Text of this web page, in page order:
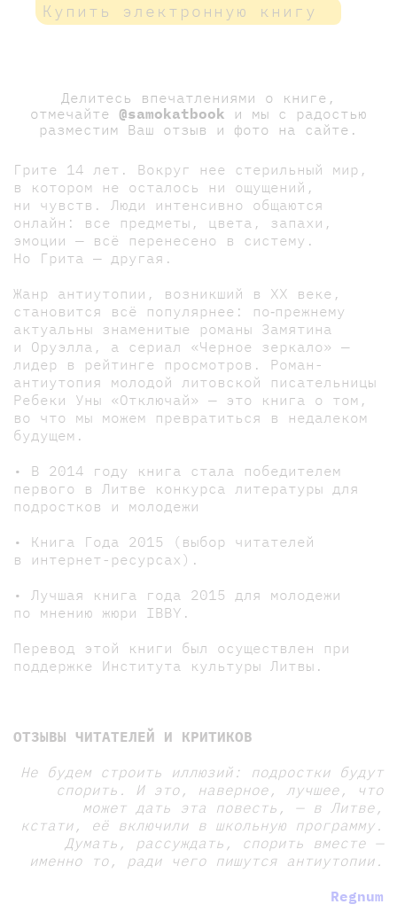
Купить электронную книгу
Делитесь впечатлениями о книге,
отмечайте @samokatbook и мы с радостью
разместим Ваш отзыв и фото на сайте.
Грите 14 лет. Вокруг нее стерильный мир,
в котором не осталось ни ощущений,
ни чувств. Люди интенсивно общаются
онлайн: все предметы, цвета, запахи,
эмоции — всё перенесено в систему.
Но Грита — другая.
Жанр антиутопии, возникший в ХХ веке,
становится всё популярнее: по‐прежнему
актуальны знаменитые романы Замятина
и Оруэлла, а сериал «Черное зеркало» —
лидер в рейтинге просмотров. Роман-
антиутопия молодой литовской писательницы
Ребеки Уны «Отключай» — это книга о том,
во что мы можем превратиться в недалеком
будущем.
• В 2014 году книга стала победителем
первого в Литве конкурса литературы для
подростков и молодежи
• Книга Года 2015 (выбор читателей
в интернет-ресурсах).
• Лучшая книга года 2015 для молодежи
по мнению жюри IBBY.
Перевод этой книги был осуществлен при
поддержке Института культуры Литвы.
ОТЗЫВЫ ЧИТАТЕЛЕЙ И КРИТИКОВ
Не будем строить иллюзий: подростки будут
спорить. И это, наверное, лучшее, что
может дать эта повесть, — в Литве,
кстати, её включили в школьную программу.
Думать, рассуждать, спорить вместе —
именно то, ради чего пишутся антиутопии.
Regnum